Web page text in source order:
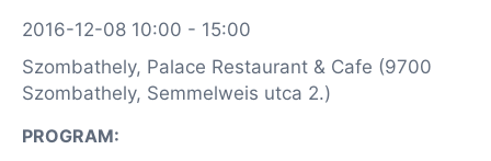
2016-12-08 10:00 - 15:00
Szombathely, Palace Restaurant & Cafe (9700
Szombathely, Semmelweis utca 2.)
PROGRAM: